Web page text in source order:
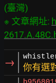
(臺灣)
※ 文章網址:
→ 你有選